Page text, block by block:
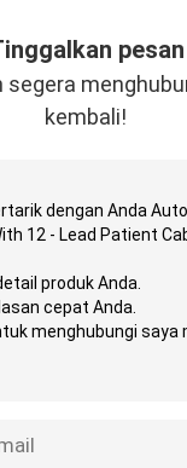
pesan
segera
kembali!
Lihat Lebih
Automatic Digital
With 12 - Lead
Ergometer
MOQ： 1 Unit